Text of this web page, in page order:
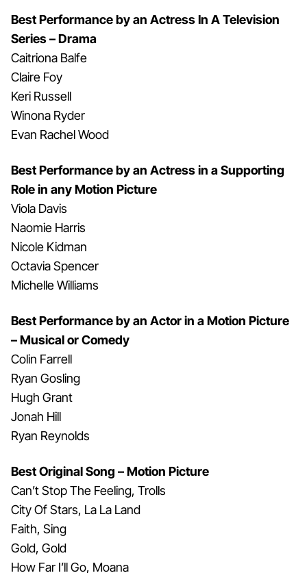
Best Performance by an Actress In A Television
Series – Drama
Caitriona Balfe
Claire Foy
Keri Russell
Winona Ryder
Evan Rachel Wood
Best Performance by an Actress in a Supporting
Role in any Motion Picture
Viola Davis
Naomie Harris
Nicole Kidman
Octavia Spencer
Michelle Williams
Best Performance by an Actor in a Motion Picture
– Musical or Comedy
Colin Farrell
Ryan Gosling
Hugh Grant
Jonah Hill
Ryan Reynolds
Best Original Song – Motion Picture
Can’t Stop The Feeling, Trolls
City Of Stars, La La Land
Faith, Sing
Gold, Gold
How Far I’ll Go, Moana